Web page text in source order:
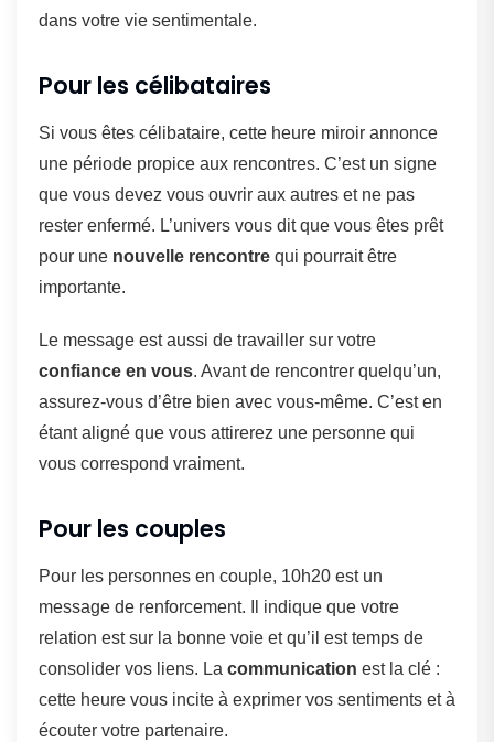
dans votre vie sentimentale.
Pour les célibataires
Si vous êtes célibataire, cette heure miroir annonce
une période propice aux rencontres. C’est un signe
que vous devez vous ouvrir aux autres et ne pas
rester enfermé. L’univers vous dit que vous êtes prêt
pour une nouvelle rencontre qui pourrait être
importante.
Le message est aussi de travailler sur votre
confiance en vous. Avant de rencontrer quelqu’un,
assurez-vous d’être bien avec vous-même. C’est en
étant aligné que vous attirerez une personne qui
vous correspond vraiment.
Pour les couples
Pour les personnes en couple, 10h20 est un
message de renforcement. Il indique que votre
relation est sur la bonne voie et qu’il est temps de
consolider vos liens. La communication est la clé :
cette heure vous incite à exprimer vos sentiments et à
écouter votre partenaire.